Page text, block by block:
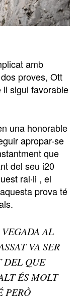
amb
proves, Ott
sigui favorable
una honorable
apropar-se
que
del seu i20
ral·li , el
prova té
AL
VA SER
DEL QUE
ÉS MOLT
PERÒ